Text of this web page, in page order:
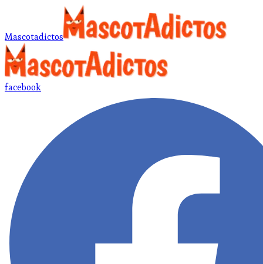
Mascotadictos
facebook